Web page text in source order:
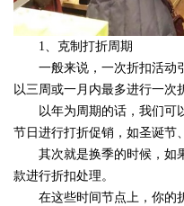
1、克制打折周期
一般来说，一次折扣活动
以三周或一月内最多进行一次
以年为周期的话，我们可
节日进行打折促销，如圣诞节
其次就是换季的时候，如
款进行折扣处理。
在这些时间节点上，你的